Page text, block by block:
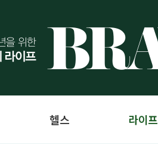
헬스 라이프